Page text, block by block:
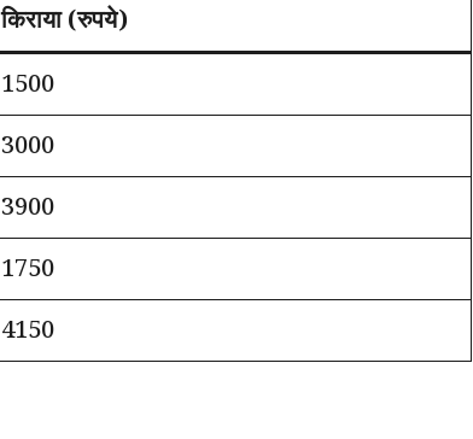
किराया (रुपये)
1500
3000
3900
1750
4150